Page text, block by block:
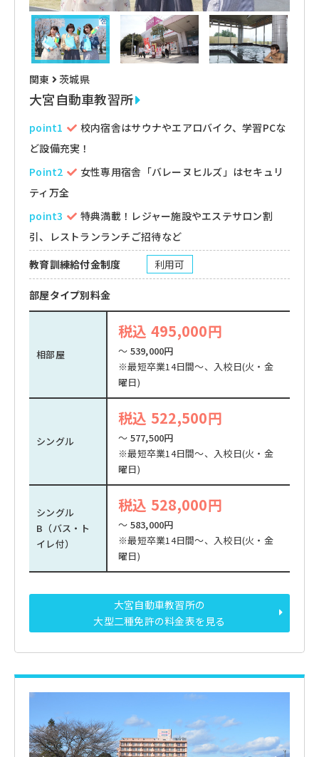
関東 茨城県
大宮自動車教習所
point1
校内宿舎はサウナやエアロバイク、学習PCな
ど設備充実！
Point2
女性専用宿舎「バレーヌヒルズ」はセキュリ
ティ万全
point3
特典満載！レジャー施設やエステサロン割
引、レストランランチご招待など
教育訓練給付金制度
利用可
部屋タイプ別料金
相部屋
税込 495,000円
～ 539,000円
※最短卒業14日間～、入校日(火・金
曜日)
シングル
税込 522,500円
～ 577,500円
※最短卒業14日間～、入校日(火・金
曜日)
シングル
B（バス・ト
イレ付）
税込 528,000円
～ 583,000円
※最短卒業14日間～、入校日(火・金
曜日)
大宮自動車教習所の
大型二種免許の料金表を見る